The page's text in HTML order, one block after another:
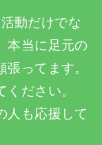
動だけでな
本当に足元の
ってます。
ださい。
人も応援して